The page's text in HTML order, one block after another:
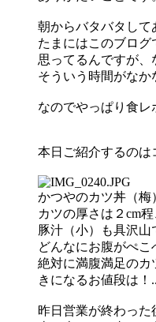
朝からバタバタして
たまにはこのブログ
思ってるんですが、
そういう時間がなか
なのでやっぱり食レ
本日ご紹介するのは
かつやのカツ丼（梅
カツの厚さは２cm
豚汁（小）も具沢山
どんなにお腹がぺこ
絶対に満腹満足のカ
きになるお値段は！
昨日営業が終わった